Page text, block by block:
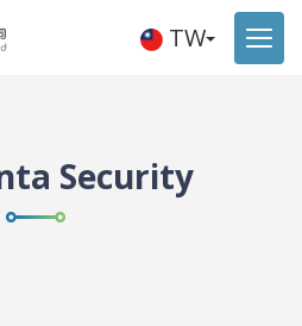
TW
Security